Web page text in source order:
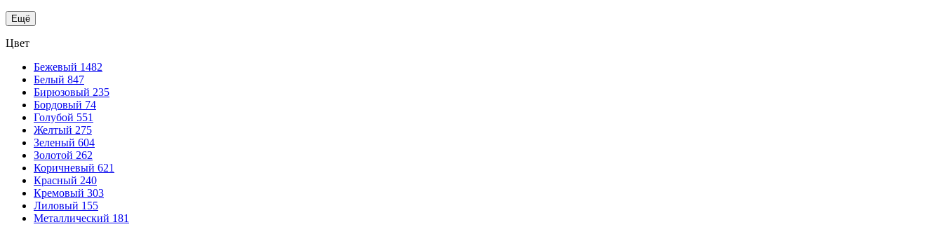
Ещё
Цвет
Бежевый 1482
Белый 847
Бирюзовый 235
Бордовый 74
Голубой 551
Желтый 275
Зеленый 604
Золотой 262
Коричневый 621
Красный 240
Кремовый 303
Лиловый 155
Металлический 181